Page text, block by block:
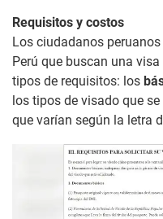
Requisitos y costos
Los ciudadanos
Perú que buscan una
tipos de requisitos: los
los tipos de visado que se
que varían según la letra